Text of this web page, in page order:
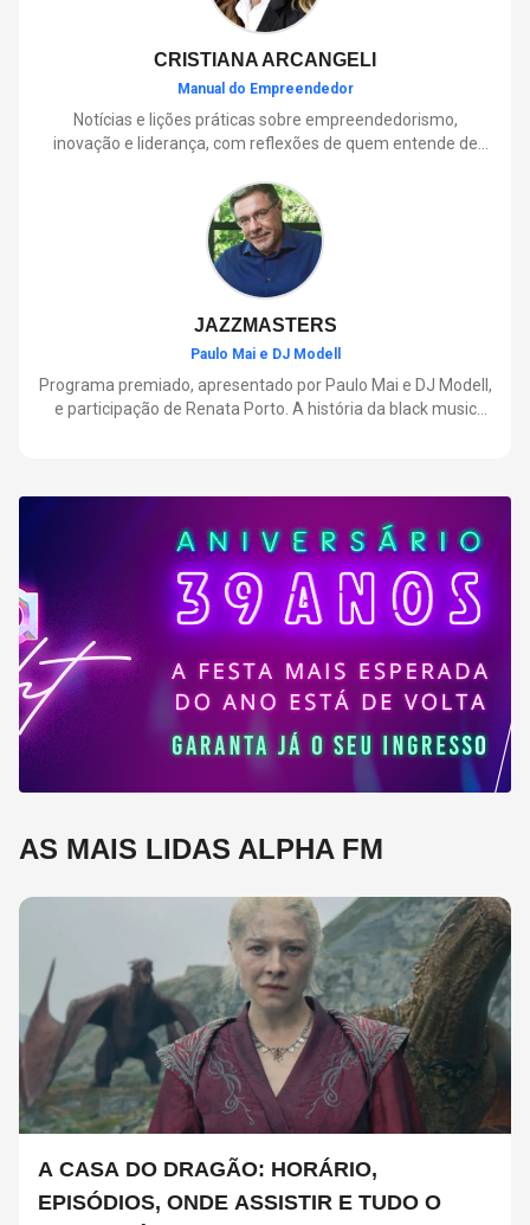
CRISTIANA ARCANGELI
Manual do Empreendedor
Notícias e lições práticas sobre empreendedorismo,
inovação e liderança, com reflexões de quem entende de
JAZZMASTERS
Paulo Mai e DJ Modell
Programa premiado, apresentado por Paulo Mai e DJ Modell,
e participação de Renata Porto. A história da black music
AS MAIS LIDAS ALPHA FM
A CASA DO DRAGÃO: HORÁRIO,
EPISÓDIOS, ONDE ASSISTIR E TUDO O